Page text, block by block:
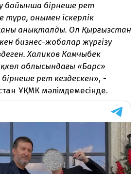
бойынша бірнеше рет
тұра, онымен іскерлік
анықталды. Ол Қырғызстан
бизнес-жобалар жүргізу
Халиков Камчыбек
облысындағы «Барс»
рет кездескен», -
ҰҚМК мәлімдемесінде.